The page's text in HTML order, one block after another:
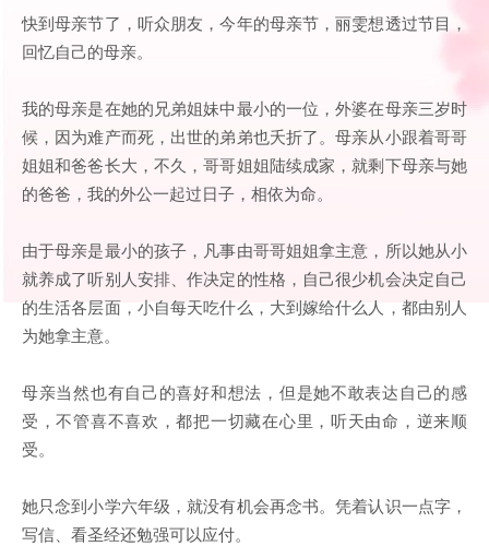
快到母亲节了，听众朋友，今年的母亲节，丽雯想透过节目，
回忆自己的母亲。
我的母亲是在她的兄弟姐妹中最小的一位，外婆在母亲三岁时
候，因为难产而死，出世的弟弟也夭折了。母亲从小跟着哥哥
姐姐和爸爸长大，不久，哥哥姐姐陆续成家，就剩下母亲与她
的爸爸，我的外公一起过日子，相依为命。
由于母亲是最小的孩子，凡事由哥哥姐姐拿主意，所以她从小
就养成了听别人安排、作决定的性格，自己很少机会决定自己
的生活各层面，小自每天吃什么，大到嫁给什么人，都由别人
为她拿主意。
母亲当然也有自己的喜好和想法，但是她不敢表达自己的感
受，不管喜不喜欢，都把一切藏在心里，听天由命，逆来顺
受。
她只念到小学六年级，就没有机会再念书。凭着认识一点字，
写信、看圣经还勉强可以应付。